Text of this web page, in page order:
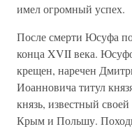
имел огромный успех.
После смерти Юсуфа
конца XVII века.
крещен, наречен
Иоанновича титул
князь, известный
Крым и Польшу.